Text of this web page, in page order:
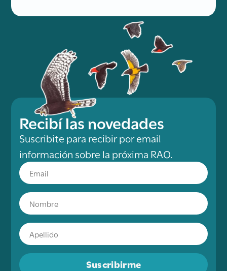
Recibí las novedades
Suscribite para recibir por email
información sobre la próxima RAO.
Suscribirme